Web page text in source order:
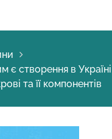
є створення в Україні
та її компонентів